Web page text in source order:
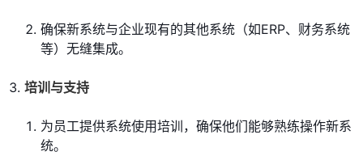
确保新系统与企业现有的其他系统（如ERP、财务系统
等）无缝集成。
培训与支持
为员工提供系统使用培训，确保他们能够熟练操作新系
统。